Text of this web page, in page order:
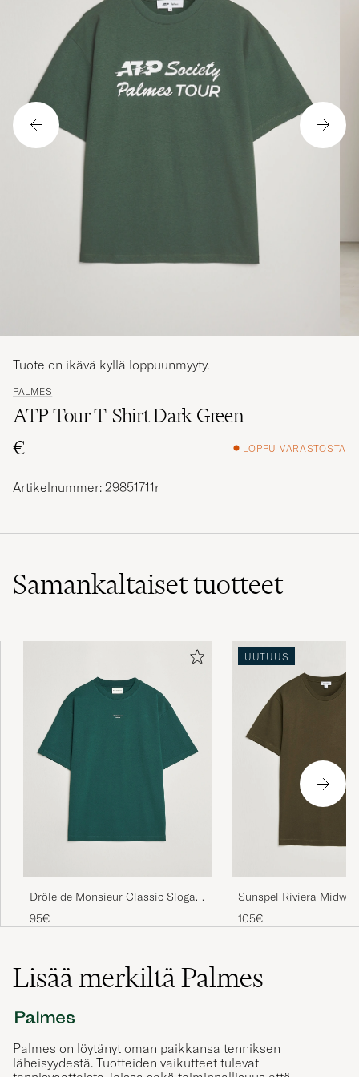
PALMES
ATP Tour T-Shirt Dark Green
€
LOPPU VARASTOSTA
Tuote on ikävä kyllä loppuunmyyty.
Artikelnummer: 29851711r
Samankaltaisettuotteet
Drôle de Monsieur Classic Slogan
T-Shirt Dark Green
95€
UUTUUS
Sunspel Riviera
Loden Green
105€
Lisää merkiltä Palmes
Palmes on löytänyt oman paikkansa tenniksen
läheisyydestä. Tuotteiden vaikutteet tulevat